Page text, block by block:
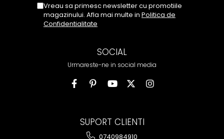
Vreau sa primesc newsletter cu promotiile
magazinului. Afla mai multe in Politica de
Confidentialitate
SOCIAL
Urmareste-ne in social media
SUPORT CLIENTI
0740984910